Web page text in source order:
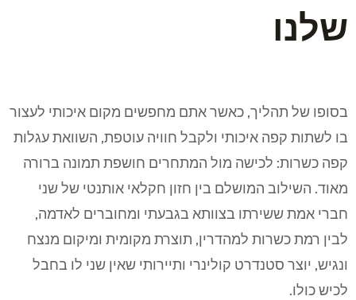
שלנו
בסופו של תהליך, כאשר אתם מחפשים מקום איכותי לעצור
בו לשתות קפה איכותי ולקבל חוויה עוטפת, השוואת עגלות
קפה כשרות: לכישה מול המתחרים חושפת תמונה ברורה
מאוד. השילוב המושלם בין חזון חקלאי אותנטי של שני
חברי אמת ששירתו בצוותא בגבעתי ומחוברים לאדמה,
לבין רמת כשרות למהדרין, תוצרת מקומית ומיקום מנצח
ונגיש, יוצר סטנדרט קולינרי ותיירותי שאין שני לו בחבל
לכיש כולו.